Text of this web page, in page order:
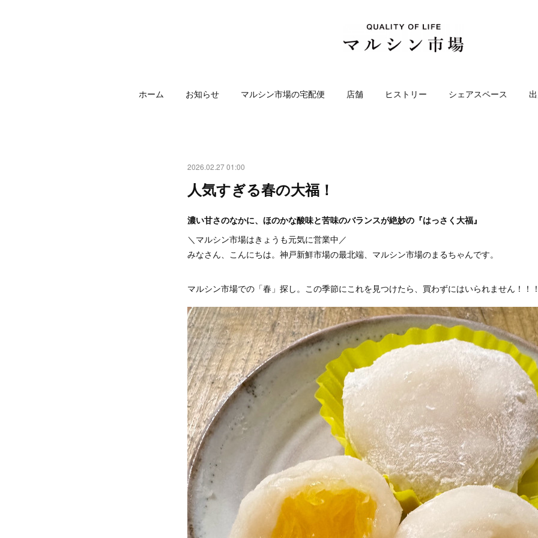
ホーム お知らせ マルシン市場の宅配便 店舗 ヒストリー シェアスペース
2026.02.27 01:00
人気すぎる春の大福！
濃い甘さのなかに、ほのかな酸味と苦味のバランスが絶妙の『はっさく大福』
＼マルシン市場はきょうも元気に営業中／
みなさん、こんにちは。神戸新鮮市場の最北端、マルシン市場のまるちゃんです。
マルシン市場での「春」探し。この季節にこれを見つけたら、買わずにはいられません！！